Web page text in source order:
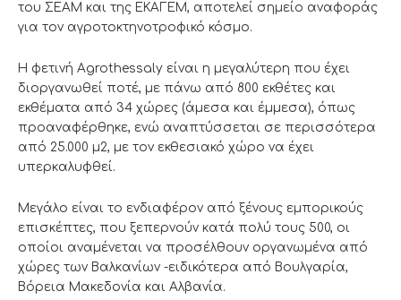
του ΣΕΑΜ και της ΕΚΑΓΕΜ, αποτελεί σημείο αναφοράς
για τον αγροτοκτηνοτροφικό κόσμο.
Η φετινή Agrothessaly είναι η μεγαλύτερη που έχει
διοργανωθεί ποτέ, με πάνω από 800 εκθέτες και
εκθέματα από 34 χώρες (άμεσα και έμμεσα), όπως
προαναφέρθηκε, ενώ αναπτύσσεται σε περισσότερα
από 25.000 μ2, με τον εκθεσιακό χώρο να έχει
υπερκαλυφθεί.
Μεγάλο είναι το ενδιαφέρον από ξένους εμπορικούς
επισκέπτες, που ξεπερνούν κατά πολύ τους 500, οι
οποίοι αναμένεται να προσέλθουν οργανωμένα από
χώρες των Βαλκανίων -ειδικότερα από Βουλγαρία,
Βόρεια Μακεδονία και Αλβανία.